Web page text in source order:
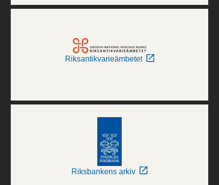
Riksantikvarieämbetet
Riksbankens arkiv